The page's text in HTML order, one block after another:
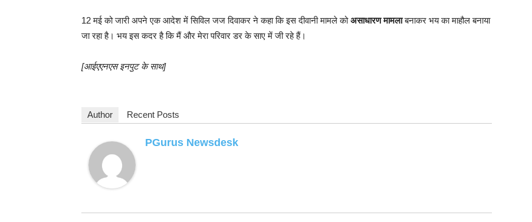
12 मई को जारी अपने एक आदेश में सिविल जज दिवाकर ने कहा कि इस दीवानी मामले कोअसाधारण मामलाबनाकर भय का माहौल बनाया
जा रहा है। भय इस कदर है कि मैं और मेरा परिवार डर के साए में जी रहे हैं।
[आईएएनएस इनपुट के साथ]
Author Recent Posts
PGurus Newsdesk